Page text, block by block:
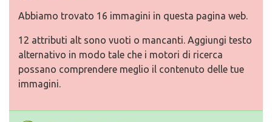
Abbiamo trovato 16 immagini in questa pagina web.
12 attributi alt sono vuoti o mancanti. Aggiungi testo
alternativo in modo tale che i motori di ricerca
possano comprendere meglio il contenuto delle tue
immagini.